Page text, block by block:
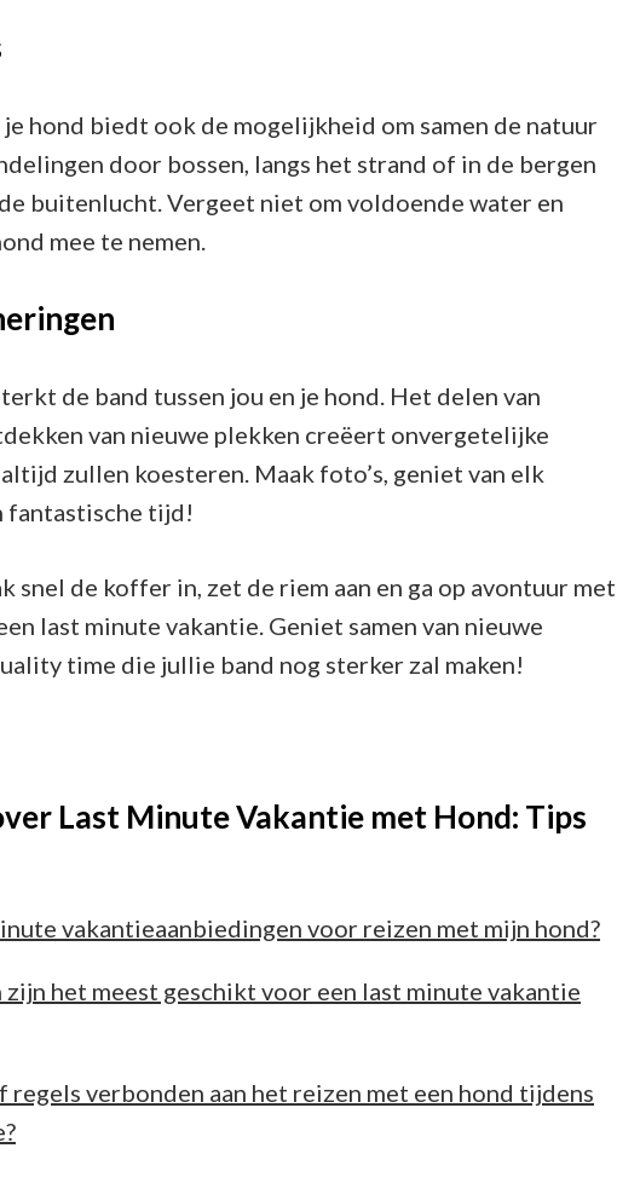
hond biedt ook de mogelijkheid om samen de natuur
door bossen, langs het strand of in de bergen
buitenlucht. Vergeet niet om voldoende water en
mee te nemen.
de band tussen jou en je hond. Het delen van
van nieuwe plekken creëert onvergetelijke
zullen koesteren. Maak foto’s, geniet van elk
fantastische tijd!
snel de koffer in, zet de riem aan en ga op avontuur met
last minute vakantie. Geniet samen van nieuwe
time die jullie band nog sterker zal maken!
Last Minute Vakantie met Hond: Tips
vakantieaanbiedingen voor reizen met mijn hond?
het meest geschikt voor een last minute vakantie
regels verbonden aan het reizen met een hond tijdens